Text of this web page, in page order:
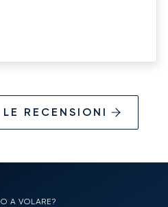
RECENSIONI
A VOLARE?